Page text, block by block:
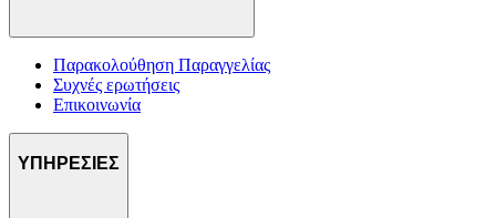
Παρακολούθηση Παραγγελίας
Συχνές ερωτήσεις
Επικοινωνία
ΥΠΗΡΕΣΙΕΣ